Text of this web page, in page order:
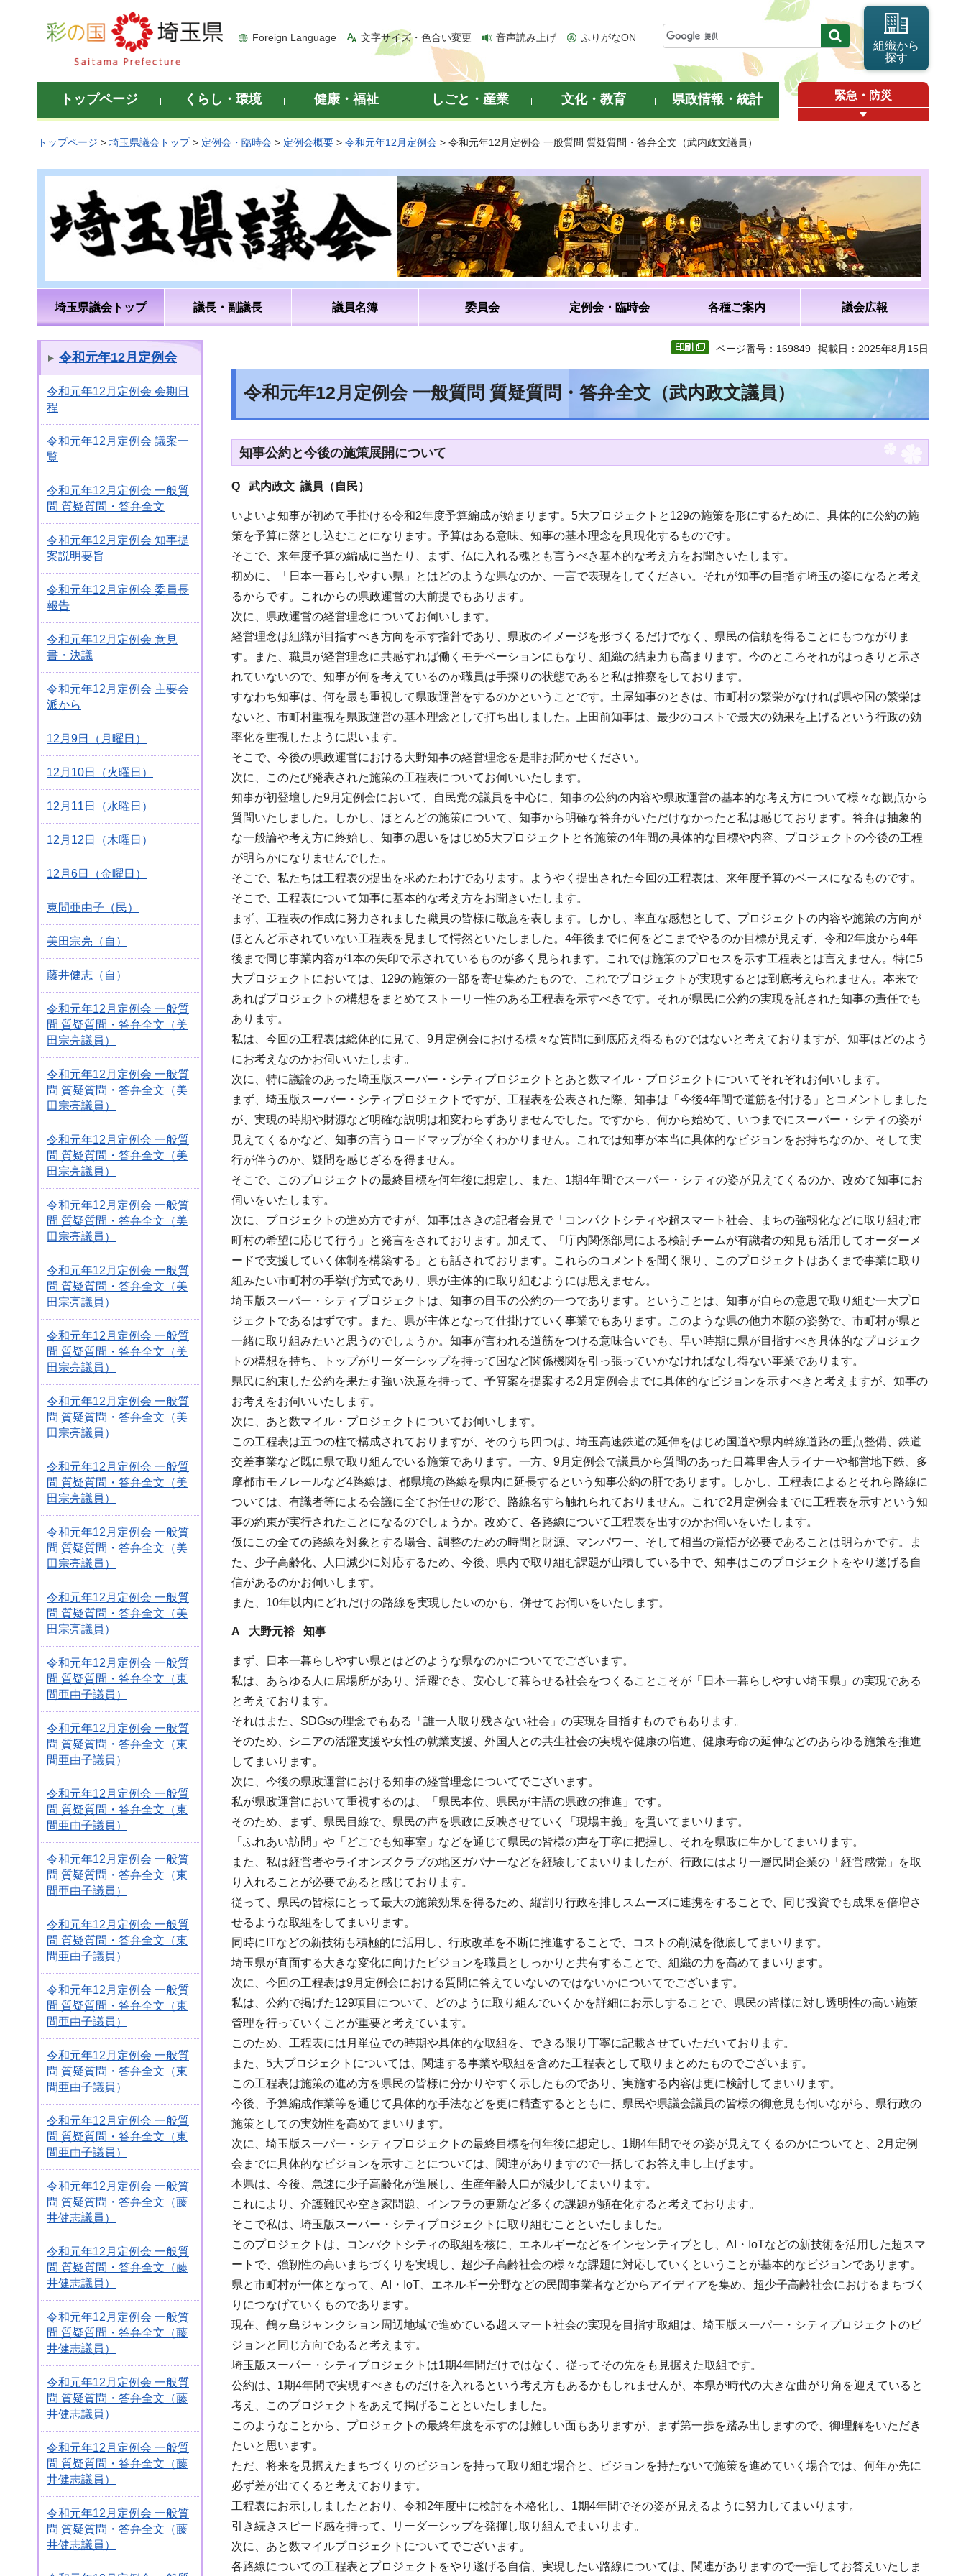
彩の国 埼玉県
Foreign Language 文字サイズ・色合い変更 音声読み上げ ふりがなON
組織から
探す
トップページ くらし・環境 健康・福祉 しごと・産業 文化・教育 県政情報・統計 緊急・防災
トップページ > 埼玉県議会トップ> 定例会・臨時会 > 定例会概要 > 令和元年12月定例会 > 令和元年12月定例会 一般質問 質疑質問・答弁全文（武内政文議員）
埼玉県議会トップ 議長・副議長 議員名簿 委員会 定例会・臨時会 各種ご案内 議会広報
令和元年12月定例会
令和元年12月定例会 会期日
程
令和元年12月定例会 議案一
覧
令和元年12月定例会 一般質
問 質疑質問・答弁全文
令和元年12月定例会 知事提
案説明要旨
令和元年12月定例会 委員長
報告
令和元年12月定例会 意見
書・決議
令和元年12月定例会 主要会
派から
12月9日（月曜日）
12月10日（火曜日）
12月11日（水曜日）
12月12日（木曜日）
12月6日（金曜日）
東間亜由子（民）
美田宗亮（自）
藤井健志（自）
令和元年12月定例会 一般質
問 質疑質問・答弁全文（美
田宗亮議員）
令和元年12月定例会 一般質
問 質疑質問・答弁全文（美
田宗亮議員）
令和元年12月定例会 一般質
問 質疑質問・答弁全文（美
田宗亮議員）
令和元年12月定例会 一般質
問 質疑質問・答弁全文（美
田宗亮議員）
令和元年12月定例会 一般質
問 質疑質問・答弁全文（美
田宗亮議員）
令和元年12月定例会 一般質
問 質疑質問・答弁全文（美
田宗亮議員）
令和元年12月定例会 一般質
問 質疑質問・答弁全文（美
田宗亮議員）
令和元年12月定例会 一般質
問 質疑質問・答弁全文（美
田宗亮議員）
令和元年12月定例会 一般質
問 質疑質問・答弁全文（美
田宗亮議員）
令和元年12月定例会 一般質
問 質疑質問・答弁全文（美
田宗亮議員）
令和元年12月定例会 一般質
問 質疑質問・答弁全文（東
間亜由子議員）
令和元年12月定例会 一般質
問 質疑質問・答弁全文（東
間亜由子議員）
令和元年12月定例会 一般質
問 質疑質問・答弁全文（東
間亜由子議員）
令和元年12月定例会 一般質
問 質疑質問・答弁全文（東
間亜由子議員）
令和元年12月定例会 一般質
問 質疑質問・答弁全文（東
間亜由子議員）
令和元年12月定例会 一般質
問 質疑質問・答弁全文（東
間亜由子議員）
令和元年12月定例会 一般質
問 質疑質問・答弁全文（東
間亜由子議員）
令和元年12月定例会 一般質
問 質疑質問・答弁全文（東
間亜由子議員）
令和元年12月定例会 一般質
問 質疑質問・答弁全文（藤
井健志議員）
令和元年12月定例会 一般質
問 質疑質問・答弁全文（藤
井健志議員）
令和元年12月定例会 一般質
問 質疑質問・答弁全文（藤
井健志議員）
令和元年12月定例会 一般質
問 質疑質問・答弁全文（藤
井健志議員）
令和元年12月定例会 一般質
問 質疑質問・答弁全文（藤
井健志議員）
令和元年12月定例会 一般質
問 質疑質問・答弁全文（藤
井健志議員）
ページ番号：169849 掲載日：2025年8月15日
令和元年12月定例会 一般質問 質疑質問・答弁全文（武内政文議員）
知事公約と今後の施策展開について
Q 武内政文 議員（自民）
いよいよ知事が初めて手掛ける令和2年度予算編成が始まります。5大プロジェクトと129の施策を形にするために、具体的に公約の施
策を予算に落とし込むことになります。予算はある意味、知事の基本理念を具現化するものです。
そこで、来年度予算の編成に当たり、まず、仏に入れる魂とも言うべき基本的な考え方をお聞きいたします。
初めに、「日本一暮らしやすい県」とはどのような県なのか、一言で表現をしてください。それが知事の目指す埼玉の姿になると考え
るからです。これからの県政運営の大前提でもあります。
次に、県政運営の経営理念についてお伺いします。
経営理念は組織が目指すべき方向を示す指針であり、県政のイメージを形づくるだけでなく、県民の信頼を得ることにもつながりま
す。また、職員が経営理念に共感すれば働くモチベーションにもなり、組織の結束力も高まります。今のところそれがはっきりと示さ
れていないので、知事が何を考えているのか職員は手探りの状態であると私は推察をしております。
すなわち知事は、何を最も重視して県政運営をするのかということです。土屋知事のときは、市町村の繁栄がなければ県や国の繁栄は
ないと、市町村重視を県政運営の基本理念として打ち出しました。上田前知事は、最少のコストで最大の効果を上げるという行政の効
率化を重視したように思います。
そこで、今後の県政運営における大野知事の経営理念を是非お聞かせください。
次に、このたび発表された施策の工程表についてお伺いいたします。
知事が初登壇した9月定例会において、自民党の議員を中心に、知事の公約の内容や県政運営の基本的な考え方について様々な観点から
質問いたしました。しかし、ほとんどの施策について、知事から明確な答弁がいただけなかったと私は感じております。答弁は抽象的
な一般論や考え方に終始し、知事の思いをはじめ5大プロジェクトと各施策の4年間の具体的な目標や内容、プロジェクトの今後の工程
が明らかになりませんでした。
そこで、私たちは工程表の提出を求めたわけであります。ようやく提出された今回の工程表は、来年度予算のベースになるものです。
そこで、工程表について知事に基本的な考え方をお聞きいたします。
まず、工程表の作成に努力されました職員の皆様に敬意を表します。しかし、率直な感想として、プロジェクトの内容や施策の方向が
ほとんど示されていない工程表を見まして愕然といたしました。4年後までに何をどこまでやるのか目標が見えず、令和2年度から4年
後まで同じ事業内容が1本の矢印で示されているものが多く見られます。これでは施策のプロセスを示す工程表とは言えません。特に5
大プロジェクトにおいては、129の施策の一部を寄せ集めたもので、これでプロジェクトが実現するとは到底考えられません。本来で
あればプロジェクトの構想をまとめてストーリー性のある工程表を示すべきです。それが県民に公約の実現を託された知事の責任でも
あります。
私は、今回の工程表は総体的に見て、9月定例会における様々な質問に到底応え得るものではないと考えておりますが、知事はどのよう
にお考えなのかお伺いいたします。
次に、特に議論のあった埼玉版スーパー・シティプロジェクトとあと数マイル・プロジェクトについてそれぞれお伺いします。
まず、埼玉版スーパー・シティプロジェクトですが、工程表を公表された際、知事は「今後4年間で道筋を付ける」とコメントしました
が、実現の時期や財源など明確な説明は相変わらずありませんでした。ですから、何から始めて、いつまでにスーパー・シティの姿が
見えてくるかなど、知事の言うロードマップが全くわかりません。これでは知事が本当に具体的なビジョンをお持ちなのか、そして実
行が伴うのか、疑問を感じざるを得ません。
そこで、このプロジェクトの最終目標を何年後に想定し、また、1期4年間でスーパー・シティの姿が見えてくるのか、改めて知事にお
伺いをいたします。
次に、プロジェクトの進め方ですが、知事はさきの記者会見で「コンパクトシティや超スマート社会、まちの強靱化などに取り組む市
町村の希望に応じて行う」と発言をされております。加えて、「庁内関係部局による検討チームが有識者の知見も活用してオーダーメ
ードで支援していく体制を構築する」とも話されております。これらのコメントを聞く限り、このプロジェクトはあくまで事業に取り
組みたい市町村の手挙げ方式であり、県が主体的に取り組むようには思えません。
埼玉版スーパー・シティプロジェクトは、知事の目玉の公約の一つであります。ということは、知事が自らの意思で取り組む一大プロ
ジェクトであるはずです。また、県が主体となって仕掛けていく事業でもあります。このような県の他力本願の姿勢で、市町村が県と
一緒に取り組みたいと思うのでしょうか。知事が言われる道筋をつける意味合いでも、早い時期に県が目指すべき具体的なプロジェク
トの構想を持ち、トップがリーダーシップを持って国など関係機関を引っ張っていかなければなし得ない事業であります。
県民に約束した公約を果たす強い決意を持って、予算案を提案する2月定例会までに具体的なビジョンを示すべきと考えますが、知事の
お考えをお伺いいたします。
次に、あと数マイル・プロジェクトについてお伺いします。
この工程表は五つの柱で構成されておりますが、そのうち四つは、埼玉高速鉄道の延伸をはじめ国道や県内幹線道路の重点整備、鉄道
交差事業など既に県で取り組んでいる施策であります。一方、9月定例会で議員から質問のあった日暮里舎人ライナーや都営地下鉄、多
摩都市モノレールなど4路線は、都県境の路線を県内に延長するという知事公約の肝であります。しかし、工程表によるとそれら路線に
ついては、有識者等による会議に全てお任せの形で、路線名すら触れられておりません。これで2月定例会までに工程表を示すという知
事の約束が実行されたことになるのでしょうか。改めて、各路線について工程表を出すのかお伺いをいたします。
仮にこの全ての路線を対象とする場合、調整のための時間と財源、マンパワー、そして相当の覚悟が必要であることは明らかです。ま
た、少子高齢化、人口減少に対応するため、今後、県内で取り組む課題が山積している中で、知事はこのプロジェクトをやり遂げる自
信があるのかお伺いします。
また、10年以内にどれだけの路線を実現したいのかも、併せてお伺いをいたします。
A 大野元裕 知事
まず、日本一暮らしやすい県とはどのような県なのかについてでございます。
私は、あらゆる人に居場所があり、活躍でき、安心して暮らせる社会をつくることこそが「日本一暮らしやすい埼玉県」の実現である
と考えております。
それはまた、SDGsの理念でもある「誰一人取り残さない社会」の実現を目指すものでもあります。
そのため、シニアの活躍支援や女性の就業支援、外国人との共生社会の実現や健康の増進、健康寿命の延伸などのあらゆる施策を推進
してまいります。
次に、今後の県政運営における知事の経営理念についてでございます。
私が県政運営において重視するのは、「県民本位、県民が主語の県政の推進」です。
そのため、まず、県民目線で、県民の声を県政に反映させていく「現場主義」を貫いてまいります。
「ふれあい訪問」や「どこでも知事室」などを通じて県民の皆様の声を丁寧に把握し、それを県政に生かしてまいります。
また、私は経営者やライオンズクラブの地区ガバナーなどを経験してまいりましたが、行政にはより一層民間企業の「経営感覚」を取
り入れることが必要であると感じております。
従って、県民の皆様にとって最大の施策効果を得るため、縦割り行政を排しスムーズに連携をすることで、同じ投資でも成果を倍増さ
せるような取組をしてまいります。
同時にITなどの新技術も積極的に活用し、行政改革を不断に推進することで、コストの削減を徹底してまいります。
埼玉県が直面する大きな変化に向けたビジョンを職員としっかりと共有することで、組織の力を高めてまいります。
次に、今回の工程表は9月定例会における質問に答えていないのではないかについてでございます。
私は、公約で掲げた129項目について、どのように取り組んでいくかを詳細にお示しすることで、県民の皆様に対し透明性の高い施策
管理を行っていくことが重要と考えています。
このため、工程表には月単位での時期や具体的な取組を、できる限り丁寧に記載させていただいております。
また、5大プロジェクトについては、関連する事業や取組を含めた工程表として取りまとめたものでございます。
この工程表は施策の進め方を県民の皆様に分かりやすく示したものであり、実施する内容は更に検討してまいります。
今後、予算編成作業等を通じて具体的な手法などを更に精査するとともに、県民や県議会議員の皆様の御意見も伺いながら、県行政の
施策としての実効性を高めてまいります。
次に、埼玉版スーパー・シティプロジェクトの最終目標を何年後に想定し、1期4年間でその姿が見えてくるのかについてと、2月定例
会までに具体的なビジョンを示すことについては、関連がありますので一括してお答え申し上げます。
本県は、今後、急速に少子高齢化が進展し、生産年齢人口が減少してまいります。
これにより、介護難民や空き家問題、インフラの更新など多くの課題が顕在化すると考えております。
そこで私は、埼玉版スーパー・シティプロジェクトに取り組むことといたしました。
このプロジェクトは、コンパクトシティの取組を核に、エネルギーなどをインセンティブとし、AI・IoTなどの新技術を活用した超スマ
ートで、強靭性の高いまちづくりを実現し、超少子高齢社会の様々な課題に対応していくということが基本的なビジョンであります。
県と市町村が一体となって、AI・IoT、エネルギー分野などの民間事業者などからアイディアを集め、超少子高齢社会におけるまちづく
りにつなげていくものであります。
現在、鶴ヶ島ジャンクション周辺地域で進めている超スマート社会の実現を目指す取組は、埼玉版スーパー・シティプロジェクトのビ
ジョンと同じ方向であると考えます。
埼玉版スーパー・シティプロジェクトは1期4年間だけではなく、従ってその先をも見据えた取組です。
公約は、1期4年間で実現すべきものだけを入れるという考え方もあるかもしれませんが、本県が時代の大きな曲がり角を迎えていると
考え、このプロジェクトをあえて掲げることといたしました。
このようなことから、プロジェクトの最終年度を示すのは難しい面もありますが、まず第一歩を踏み出しますので、御理解をいただき
たいと思います。
ただ、将来を見据えたまちづくりのビジョンを持って取り組む場合と、ビジョンを持たないで施策を進めていく場合では、何年か先に
必ず差が出てくると考えております。
工程表にお示ししましたとおり、令和2年度中に検討を本格化し、1期4年間でその姿が見えるように努力してまいります。
引き続きスピード感を持って、リーダーシップを発揮し取り組んでまいります。
次に、あと数マイルプロジェクトについてでございます。
各路線についての工程表とプロジェクトをやり遂げる自信、実現したい路線については、関連がありますので一括してお答えいたしま